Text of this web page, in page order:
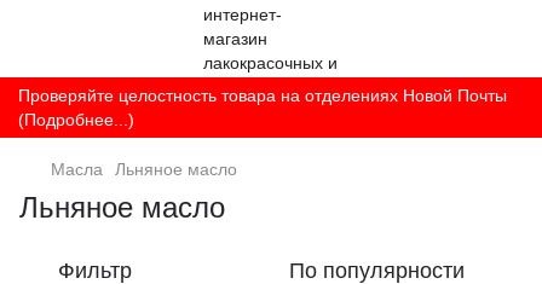
Проверяйте целостность товара на отделениях Новой Почты
(Подробнее...)
Масла Льняное масло
Льняное масло
Фильтр По популярности